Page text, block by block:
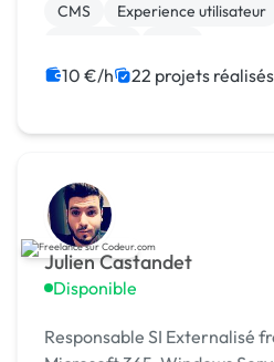
CMS
Experience utilisateur
10 €/h 22 projets réalisés
Julien Castandet
Disponible
Responsable SI Externalisé